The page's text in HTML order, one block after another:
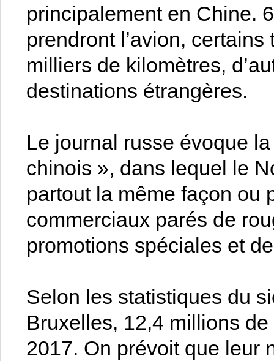
principalement en Chine.
prendront l’avion,
milliers de kilomètres,
destinations étrangères.
Le journal russe évoque
chinois », dans lequel le
partout la même façon ou
commerciaux parés de
promotions spéciales et
Selon les statistiques du
Bruxelles, 12,4 millions
2017. On prévoit que leur